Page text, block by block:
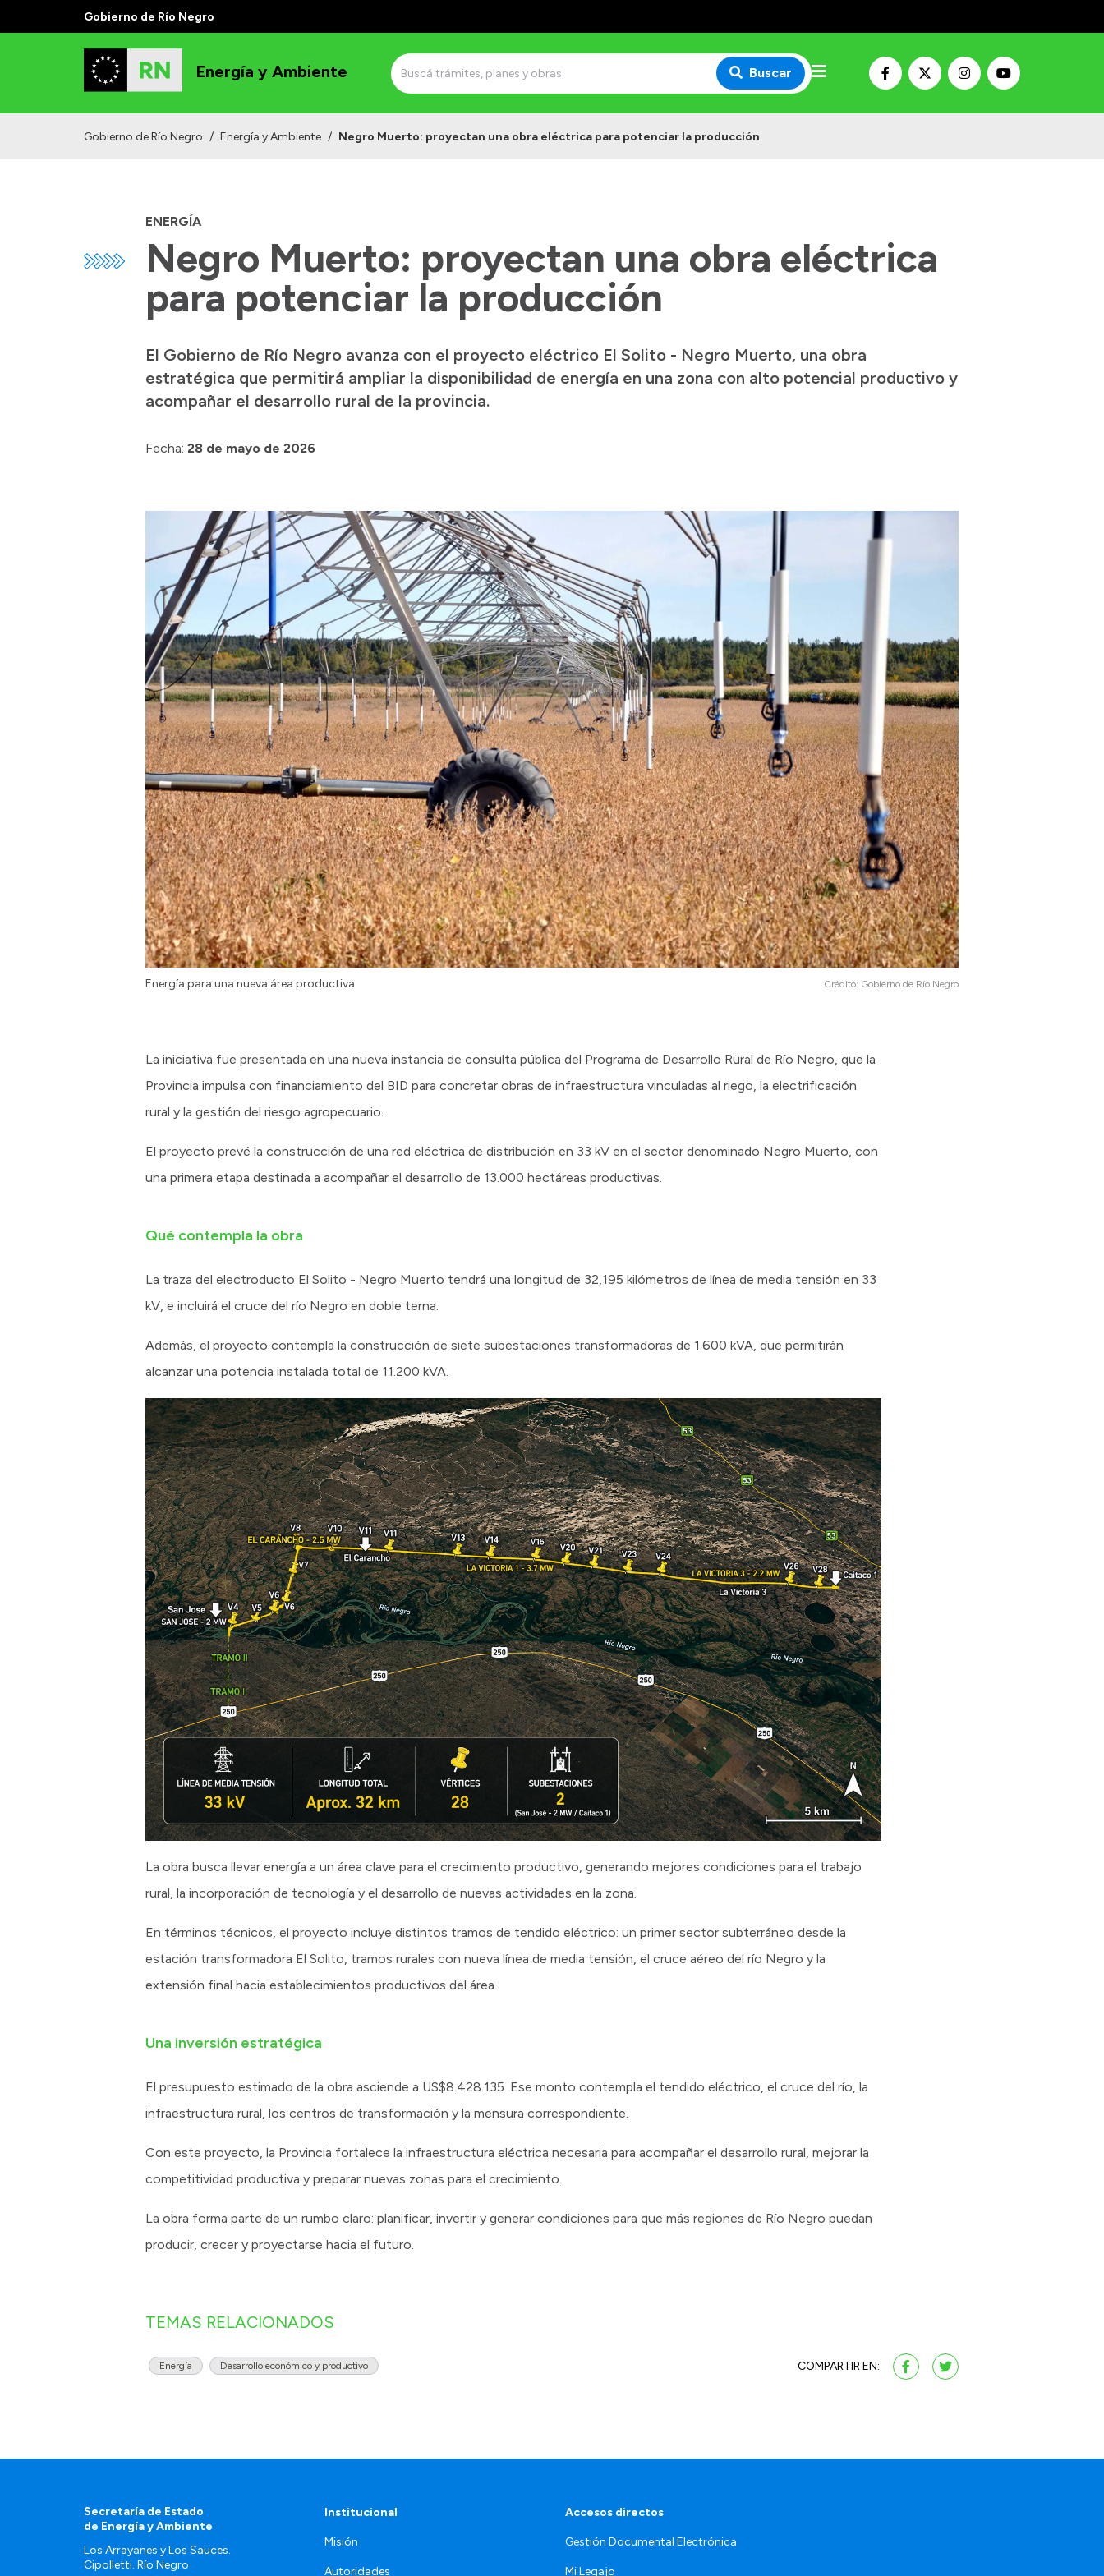
Gobierno de Río Negro
Energía y Ambiente Buscar
Gobierno de Río Negro / Energía y Ambiente / Negro Muerto: proyectan una obra eléctrica para potenciar la producción
ENERGÍA
Negro Muerto: proyectan una obra eléctrica
para potenciar la producción
El Gobierno de Río Negro avanza con el proyecto eléctrico El Solito - Negro Muerto, una obra
estratégica que permitirá ampliar la disponibilidad de energía en una zona con alto potencial productivo y
acompañar el desarrollo rural de la provincia.
Fecha: 28 de mayo de 2026
Energía para una nueva área productiva Crédito: Gobierno de Río Negro
La iniciativa fue presentada en una nueva instancia de consulta pública del Programa de Desarrollo Rural de Río Negro, que la
Provincia impulsa con financiamiento del BID para concretar obras de infraestructura vinculadas al riego, la electrificación
rural y la gestión del riesgo agropecuario.
El proyecto prevé la construcción de una red eléctrica de distribución en 33 kV en el sector denominado Negro Muerto, con
una primera etapa destinada a acompañar el desarrollo de 13.000 hectáreas productivas.
Qué contempla la obra
La traza del electroducto El Solito - Negro Muerto tendrá una longitud de 32,195 kilómetros de línea de media tensión en 33
kV, e incluirá el cruce del río Negro en doble terna.
Además, el proyecto contempla la construcción de siete subestaciones transformadoras de 1.600 kVA, que permitirán
alcanzar una potencia instalada total de 11.200 kVA.
La obra busca llevar energía a un área clave para el crecimiento productivo, generando mejores condiciones para el trabajo
rural, la incorporación de tecnología y el desarrollo de nuevas actividades en la zona.
En términos técnicos, el proyecto incluye distintos tramos de tendido eléctrico: un primer sector subterráneo desde la
estación transformadora El Solito, tramos rurales con nueva línea de media tensión, el cruce aéreo del río Negro y la
extensión final hacia establecimientos productivos del área.
Una inversión estratégica
El presupuesto estimado de la obra asciende a US$8.428.135. Ese monto contempla el tendido eléctrico, el cruce del río, la
infraestructura rural, los centros de transformación y la mensura correspondiente.
Con este proyecto, la Provincia fortalece la infraestructura eléctrica necesaria para acompañar el desarrollo rural, mejorar la
competitividad productiva y preparar nuevas zonas para el crecimiento.
La obra forma parte de un rumbo claro: planificar, invertir y generar condiciones para que más regiones de Río Negro puedan
producir, crecer y proyectarse hacia el futuro.
TEMAS RELACIONADOS
Energía Desarrollo económico y productivo COMPARTIR EN:
Secretaría de Estado
de Energía y Ambiente
Los Arrayanes y Los Sauces.
Cipolletti. Río Negro
Institucional
Misión
Autoridades
Accesos directos
Gestión Documental Electrónica
Mi Legajo